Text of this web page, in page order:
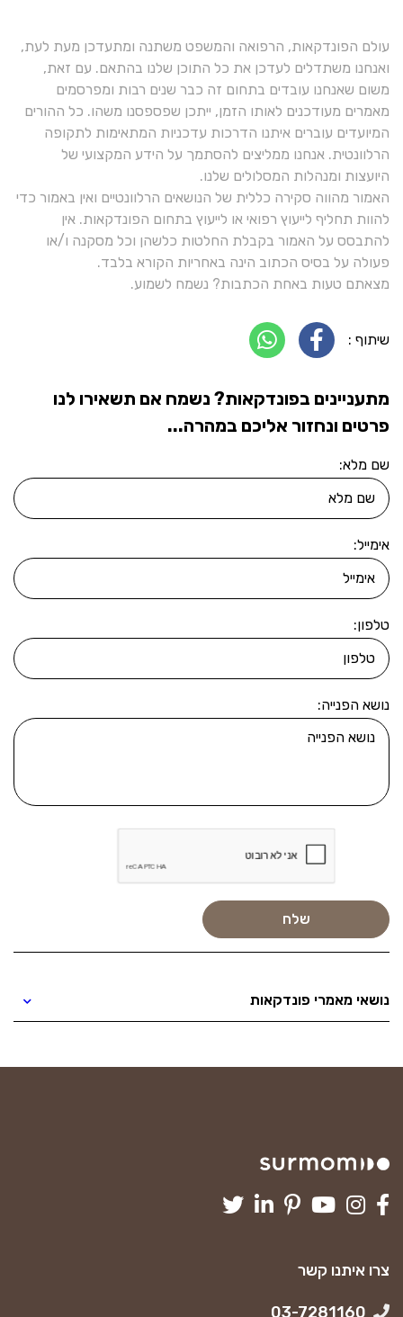
עולם הפונדקאות, הרפואה והמשפט משתנה ומתעדכן מעת לעת,
ואנחנו משתדלים לעדכן את כל התוכן שלנו בהתאם. עם זאת,
משום שאנחנו עובדים בתחום זה כבר שנים רבות ומפרסמים
מאמרים מעודכנים לאותו הזמן, ייתכן שפספסנו משהו. כל ההורים
המיועדים עוברים איתנו הדרכות עדכניות המתאימות לתקופה
הרלוונטית. אנחנו ממליצים להסתמך על הידע המקצועי של
היועצות ומנהלות המסלולים שלנו.
האמור מהווה סקירה כללית של הנושאים הרלוונטיים ואין באמור כדי
להוות תחליף לייעוץ רפואי או לייעוץ בתחום הפונדקאות. אין
להתבסס על האמור בקבלת החלטות כלשהן וכל מסקנה ו/או
פעולה על בסיס הכתוב הינה באחריות הקורא בלבד.
מצאתם טעות באחת הכתבות? נשמח לשמוע.
שיתוף :
מתעניינים בפונדקאות? נשמח אם תשאירו לנו
פרטים ונחזור אליכם במהרה...
שם מלא:
אימייל:
טלפון:
נושא הפנייה:
נושאי מאמרי פונדקאות
צרו איתנו קשר